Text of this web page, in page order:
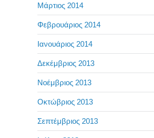
Μάρτιος 2014
Φεβρουάριος 2014
Ιανουάριος 2014
Δεκέμβριος 2013
Νοέμβριος 2013
Οκτώβριος 2013
Σεπτέμβριος 2013